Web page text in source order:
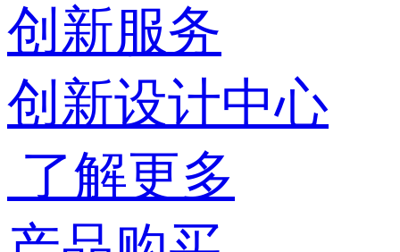
创新服务
创新设计中心
了解更多